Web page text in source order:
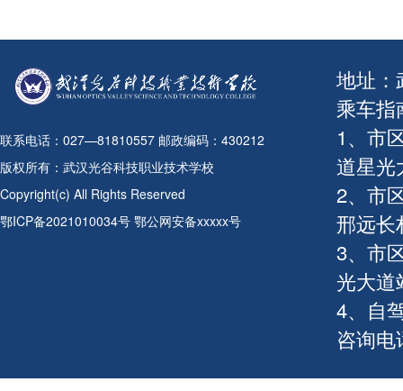
联系电话：027—81810557 邮政编码：430212
版权所有：武汉光谷科技职业技术学校
Copyright(c) All Rights Reserved
鄂ICP备2021010034号 鄂公网安备xxxxx号
地址：
乘车指
1、市
道星光
2、市
邢远长
3、市
光大道
4、自
咨询电